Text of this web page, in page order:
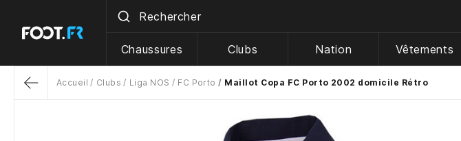
Chaussures Clubs Nation Vêtements
Accueil Clubs Liga NOS FC Porto Maillot Copa FC Porto 2002 domicile Rétro